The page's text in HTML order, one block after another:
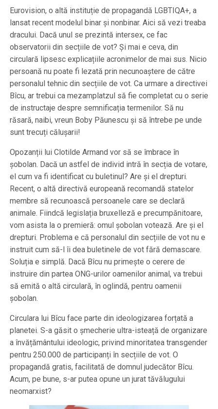
Eurovision, o altă instituție de propagandă LGBTIQA+, a
lansat recent modelul binar și nonbinar. Aici să vezi treaba
dracului. Dacă unul se prezintă intersex, ce fac
observatorii din secțiile de vot? Și mai e ceva, din
circulară lipsesc explicațiile acronimelor de mai sus. Nicio
persoană nu poate fi lezată prin necunoaștere de către
personalul tehnic din secțiile de vot. Ca urmare a directivei
Bîcu, ar trebui ca mezamplatzul să fie completat cu o serie
de instructaje despre semnificația termenilor. Să nu
răsară, naibi, vreun Boby Păunescu și să întrebe pe unde
sunt trecuți călușarii!
Opozanții lui Clotilde Armand vor să se îmbrace în
șobolan. Dacă un astfel de individ intră în secția de votare,
el cum va fi identificat cu buletinul? Are și el drepturi.
Recent, o altă directivă europeană recomandă statelor
membre să recunoască persoanele care se declară
animale. Fiindcă legislația bruxelleză e precumpănitoare,
vom asista la o premieră: omul șobolan votează. Are și el
drepturi. Problema e că personalul din secțiile de vot nu e
instruit cum să-l îi dea buletinele de vot fără demascare.
Soluția e simplă. Dacă Bîcu nu primește o cerere de
instruire din partea ONG-urilor oamenilor animal, va trebui
să emită o altă circulară, în oglindă, pentru oamenii
șobolan.
Circulara lui Bîcu face parte din ideologizarea forțată a
planetei. S-a găsit o șmecherie ultra-isteață de organizare
a învățământului ideologic, privind minoritatea transgender
pentru 250.000 de participanți în secțiile de vot. O
propagandă gratis, facilitată de domnul judecător Bîcu.
Acum, pe bune, s-ar putea opune un jurat tăvălugului
neomarxist?